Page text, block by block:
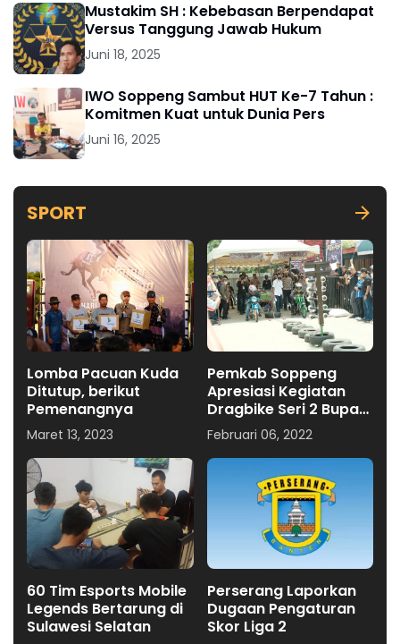
Mustakim SH : Kebebasan Berpendapat
Versus Tanggung Jawab Hukum
Juni 18, 2025
IWO Soppeng Sambut HUT Ke-7 Tahun :
Komitmen Kuat untuk Dunia Pers
Juni 16, 2025
SPORT
Lomba Pacuan Kuda
Ditutup, berikut
Pemenangnya
Maret 13, 2023
Pemkab Soppeng
Apresiasi Kegiatan
Dragbike Seri 2 Bupati
Cup
Februari 06, 2022
60 Tim Esports Mobile
Legends Bertarung di
Sulawesi Selatan
Perserang Laporkan
Dugaan Pengaturan
Skor Liga 2